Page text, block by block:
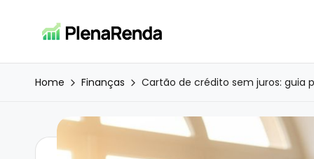
P
l
n
riqueza
todos
Home Finanças Cartão de crédito sem juros: guia